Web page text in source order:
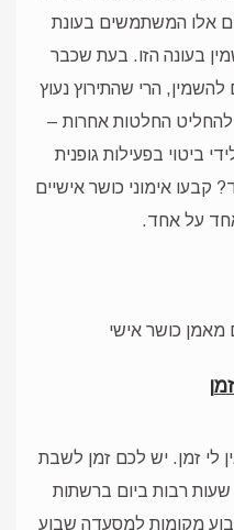
אלו המשתמשים בעונת
בעונה הזו. בעת שכבר
הרי שהתירוץ נעוץ
להחליט החלטות אחרות –
ביטוי בפעילות גופנית
קבעו אימוני כושר אישיים
על אחד.
לי זמן. יש לכם זמן לשבת
רבות ביום ברשתות
מקומות למסעדה שבוע